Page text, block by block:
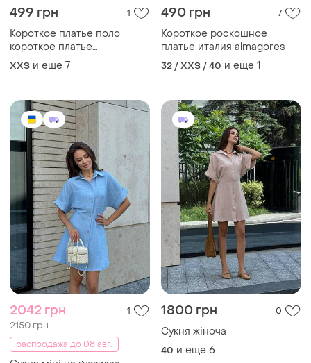
2042 грн 1
2150 грн
распродажа до 08 авг.
Сукня міні на ґудзиках
лляна на ґудзиках блакитна
бежева плаття коротка
40 и еще 7
1800 грн
Сукня жіноча
40 и еще 6